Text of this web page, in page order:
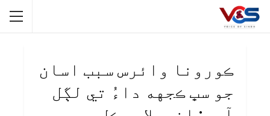
ڪورونا وائرس سبب اسان
جو سڀ ڪجهه داءُ تي لڳل